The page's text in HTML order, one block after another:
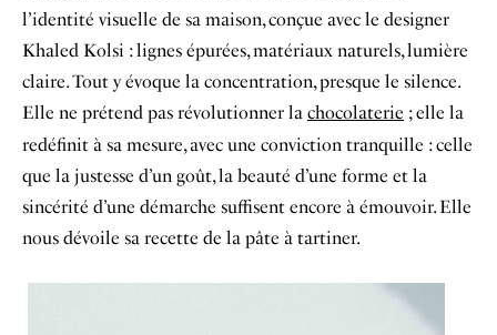
l’identité visuelle de sa maison, conçue avec le designer
Khaled Kolsi : lignes épurées, matériaux naturels, lumière
claire. Tout y évoque la concentration, presque le silence.
Elle ne prétend pas révolutionner la chocolaterie ; elle la
redéfinit à sa mesure, avec une conviction tranquille : celle
que la justesse d’un goût, la beauté d’une forme et la
sincérité d’une démarche suffisent encore à émouvoir. Elle
nous dévoile sa recette de la pâte à tartiner.